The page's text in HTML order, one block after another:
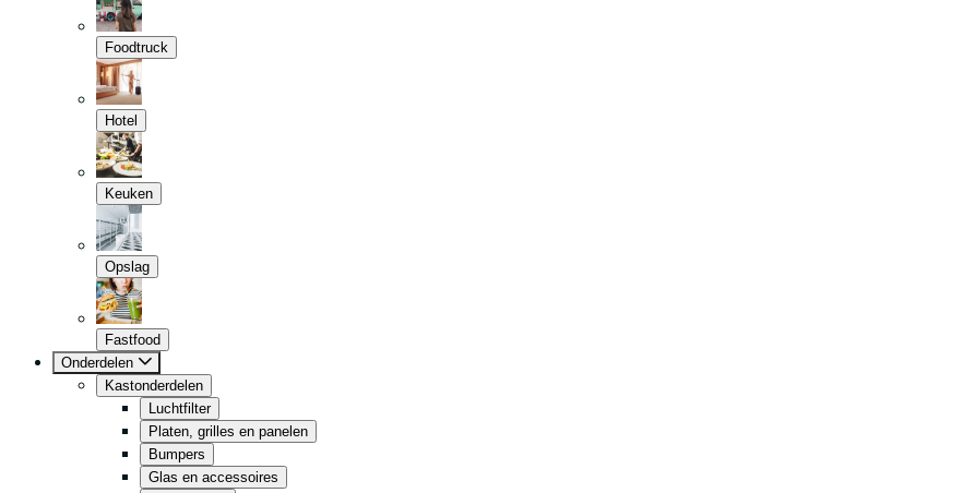
Foodtruck
Hotel
Keuken
Opslag
Fastfood
Onderdelen
Kastonderdelen
Luchtfilter
Platen, grilles en panelen
Bumpers
Glas en accessoires